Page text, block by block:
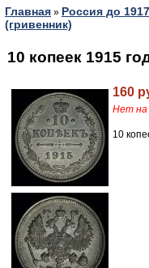
Главная » Россия до
(гривенник)
10 копеек 1915
160
Нет на
10